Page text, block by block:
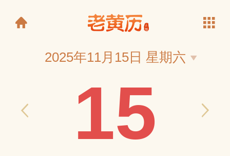
老黄历
2025年11月15日 星期六
15